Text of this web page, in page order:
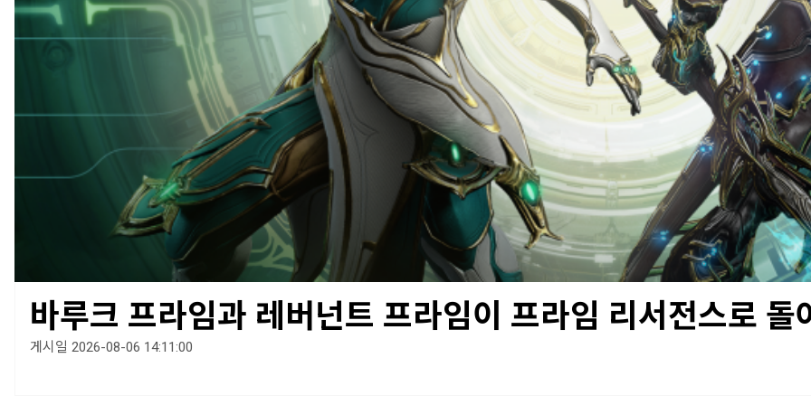
바루크 프라임과 레버넌트 프라임이 프라임 리서전스로 돌
게시일 2026-08-06 14:11:00